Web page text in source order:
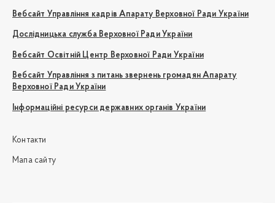
Вебсайт Управління кадрів Апарату Верховної Ради України
Дослідницька служба Верховної Ради України
Вебсайт Освітній Центр Верховної Ради України
Вебсайт Управління з питань звернень громадян Апарату
Верховної Ради України
Інформаційні ресурси державних органів України
Контакти
Мапа сайту